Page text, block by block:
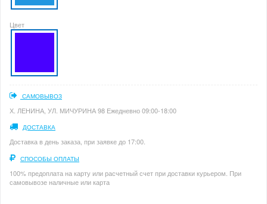
Цвет
САМОВЫВОЗ
Х. ЛЕНИНА, УЛ. МИЧУРИНА 98 Ежедневно 09:00-18:00
ДОСТАВКА
Доставка в день заказа, при заявке до 17:00.
СПОСОБЫ ОПЛАТЫ
100% предоплата на карту или расчетный счет при доставки курьером. При
самовывозе наличные или карта